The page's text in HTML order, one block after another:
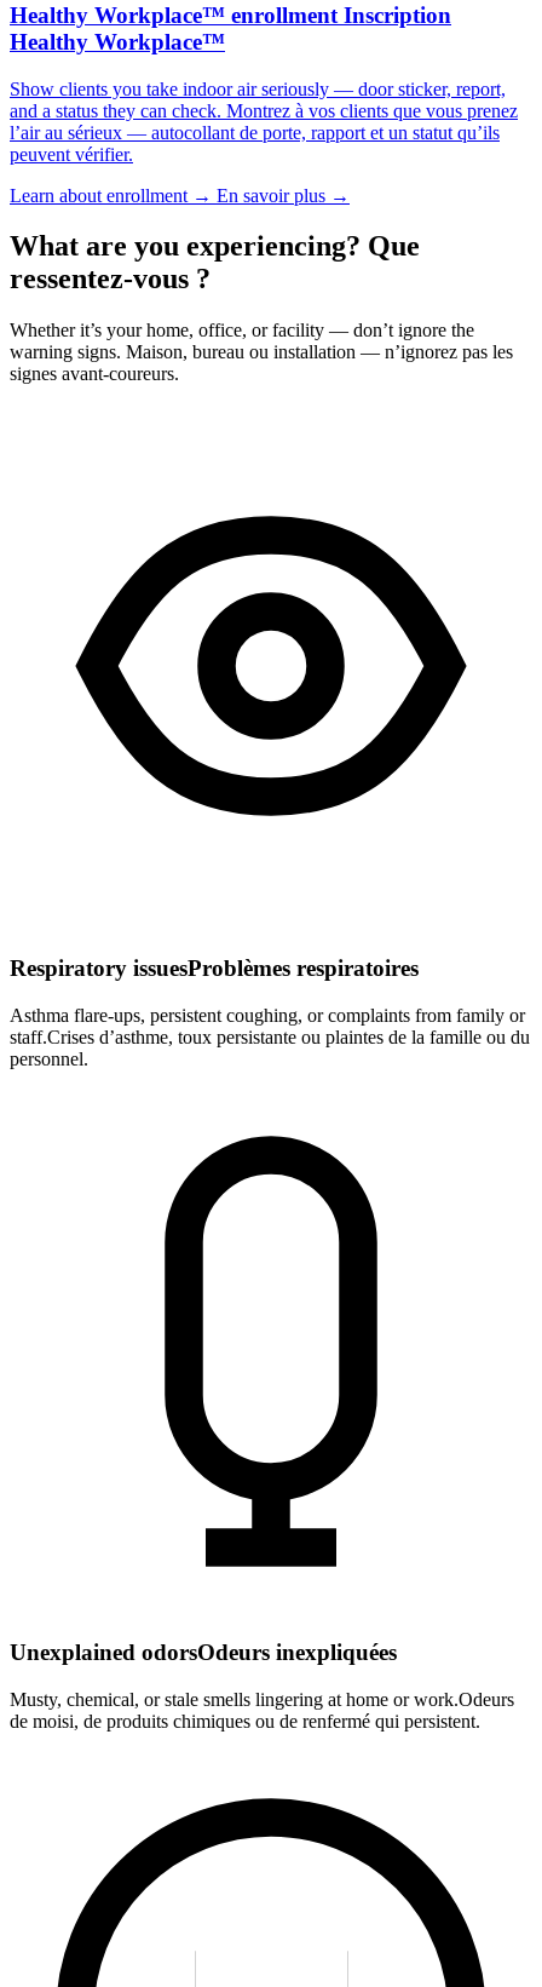
Healthy Workplace™ enrollment Inscription
Healthy Workplace™
Show clients you take indoor air seriously — door sticker, report,
and a status they can check. Montrez à vos clients que vous prenez
l’air au sérieux — autocollant de porte, rapport et un statut qu’ils
peuvent vérifier.
Learn about enrollment → En savoir plus →
What are you experiencing? Que
ressentez-vous ?
Whether it’s your home, office, or facility — don’t ignore the
warning signs. Maison, bureau ou installation — n’ignorez pas les
signes avant-coureurs.
Respiratory issuesProblèmes respiratoires
Asthma flare-ups, persistent coughing, or complaints from family or
staff.Crises d’asthme, toux persistante ou plaintes de la famille ou du
personnel.
Unexplained odorsOdeurs inexpliquées
Musty, chemical, or stale smells lingering at home or work.Odeurs
de moisi, de produits chimiques ou de renfermé qui persistent.